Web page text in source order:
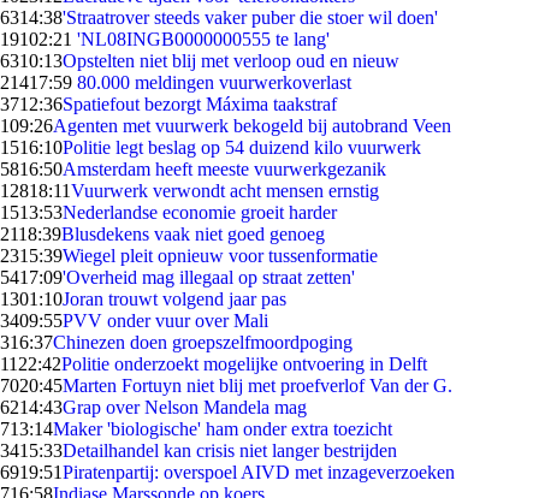
6314:38'Straatrover steeds vaker puber die stoer wil doen'
19102:21 'NL08INGB0000000555 te lang'
6310:13Opstelten niet blij met verloop oud en nieuw
21417:59 80.000 meldingen vuurwerkoverlast
3712:36Spatiefout bezorgt Máxima taakstraf
109:26Agenten met vuurwerk bekogeld bij autobrand Veen
1516:10Politie legt beslag op 54 duizend kilo vuurwerk
5816:50Amsterdam heeft meeste vuurwerkgezanik
12818:11Vuurwerk verwondt acht mensen ernstig
1513:53Nederlandse economie groeit harder
2118:39Blusdekens vaak niet goed genoeg
2315:39Wiegel pleit opnieuw voor tussenformatie
5417:09'Overheid mag illegaal op straat zetten'
1301:10Joran trouwt volgend jaar pas
3409:55PVV onder vuur over Mali
316:37Chinezen doen groepszelfmoordpoging
11 22:42Politie onderzoekt mogelijke ontvoering in Delft
7020:45Marten Fortuyn niet blij met proefverlof Van der G.
6214:43Grap over Nelson Mandela mag
713:14Maker 'biologische' ham onder extra toezicht
3415:33Detailhandel kan crisis niet langer bestrijden
6919:51Piratenpartij: overspoel AIVD met inzageverzoeken
716:58Indiase Marssonde op koers